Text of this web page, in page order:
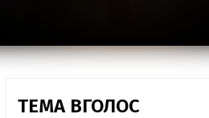
ТЕМА ВГОЛОС